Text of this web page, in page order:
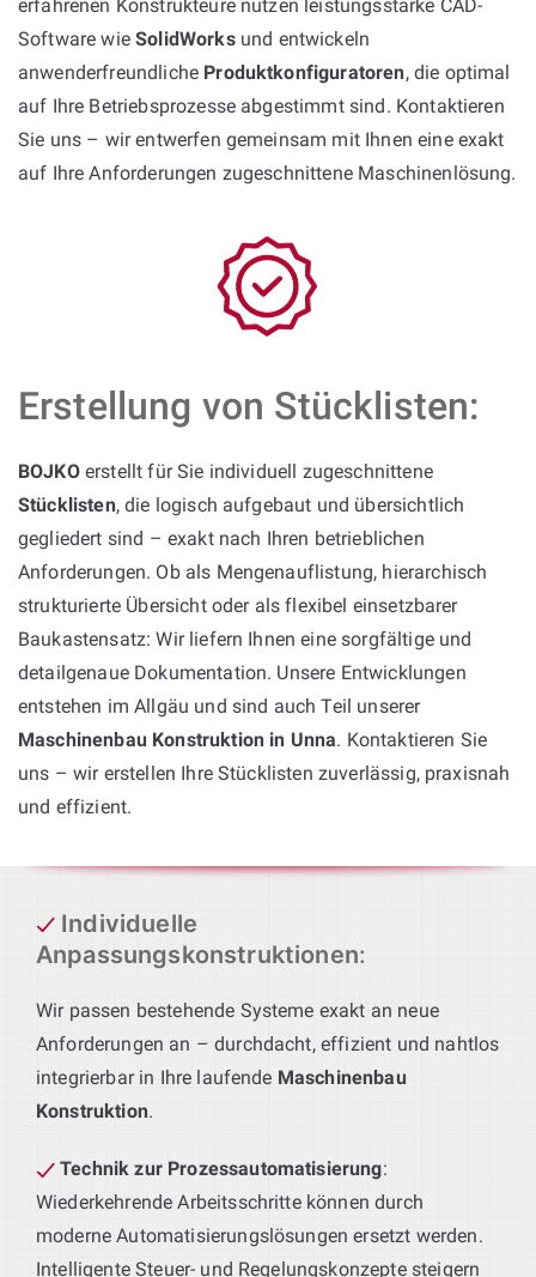
erfahrenen Konstrukteure nutzen leistungsstarke CAD-
Software wieSolidWorksund entwickeln
anwenderfreundliche Produktkonfiguratoren, die optimal
auf Ihre Betriebsprozesse abgestimmt sind. Kontaktieren
Sie uns – wir entwerfen gemeinsam mit Ihnen eine exakt
auf Ihre Anforderungen zugeschnittene Maschinenlösung.
Erstellung von Stücklisten:
BOJKOerstellt für Sie individuell zugeschnittene
Stücklisten, die logisch aufgebaut und übersichtlich
gegliedert sind – exakt nach Ihren betrieblichen
Anforderungen. Ob als Mengenauflistung, hierarchisch
strukturierte Übersicht oder als flexibel einsetzbarer
Baukastensatz: Wir liefern Ihnen eine sorgfältige und
detailgenaue Dokumentation. Unsere Entwicklungen
entstehen im Allgäu und sind auch Teil unserer
Maschinenbau Konstruktion in Unna. Kontaktieren Sie
uns – wir erstellen Ihre Stücklisten zuverlässig, praxisnah
und effizient.
Individuelle
Anpassungskonstruktionen:
Wir passen bestehende Systeme exakt an neue
Anforderungen an – durchdacht, effizient und nahtlos
integrierbar in Ihre laufende Maschinenbau
Konstruktion.
Technik zur Prozessautomatisierung:
Wiederkehrende Arbeitsschritte können durch
moderne Automatisierungslösungen ersetzt werden.
Intelligente Steuer- und Regelungskonzepte steigern